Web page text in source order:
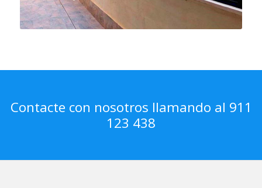
Contacte con nosotros llamando al 911
123 438